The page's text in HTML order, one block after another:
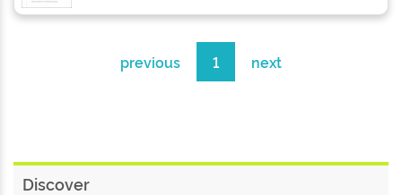
previous 1 next
Discover